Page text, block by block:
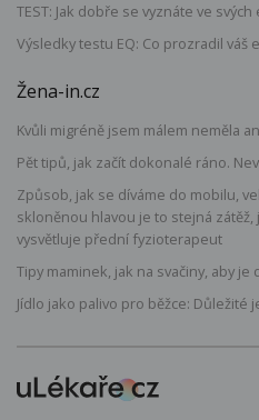
TEST: Jak dobře se vyznáte ve svých
Výsledky testu EQ: Co prozradil váš
Žena-in.cz
Kvůli migréně jsem málem neměla
Pět tipů, jak začít dokonalé ráno.
Způsob, jak se díváme do mobilu,
skloněnou hlavou je to stejná zátěž,
vysvětluje přední fyzioterapeut
Tipy maminek, jak na svačiny, aby
Jídlo jako palivo pro běžce: Důležité